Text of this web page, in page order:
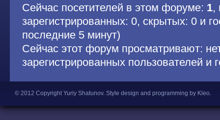
Сейчас посетителей в этом форуме: 1,
зарегистрированных: 0, скрытых: 0 и
последние 5 минут)
Сейчас этот форум просматривают:
зарегистрированных пользователей и
© 2012 Copyright Yuriy Shatunov. Style design and programming by Kleo.